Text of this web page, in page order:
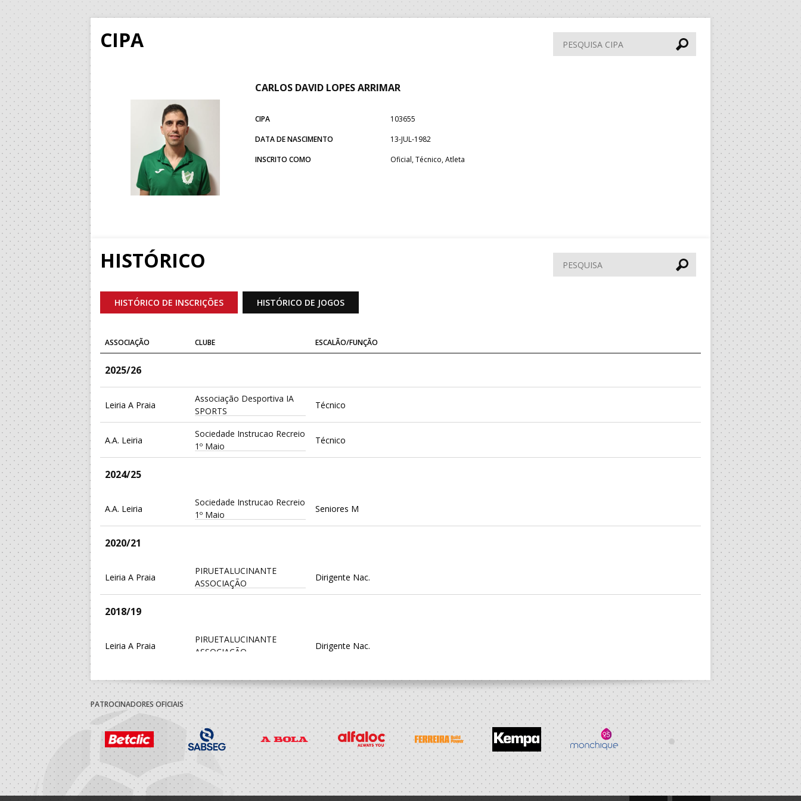
CIPA
Pesquisa
CIPA
CARLOS DAVID LOPES ARRIMAR
CIPA
103655
DATA DE NASCIMENTO
13-JUL-1982
INSCRITO COMO
Oficial, Técnico, Atleta
HISTÓRICO Pesquisar
HISTÓRICO DE INSCRIÇÕES HISTÓRICO DE JOGOS
ASSOCIAÇÃO CLUBE ESCALÃO/FUNÇÃO
2025/26
Leiria A Praia
Associação Desportiva IA
SPORTS
Técnico
A.A. Leiria
Sociedade Instrucao Recreio
1º Maio
Técnico
2024/25
A.A. Leiria
Sociedade Instrucao Recreio
1º Maio
Seniores M
2020/21
Leiria A Praia
PIRUETALUCINANTE
ASSOCIAÇÃO
Dirigente Nac.
2018/19
Leiria A Praia
PIRUETALUCINANTE
ASSOCIAÇÃO
Dirigente Nac.
2017/18
Leiria A Praia
PIRUETALUCINANTE
ASSOCIAÇÃO
Técnico
A.A. Leiria
Sociedade Instrucao Recreio
1º Maio
Seniores M
2016/17
PATROCINADORES OFICIAIS